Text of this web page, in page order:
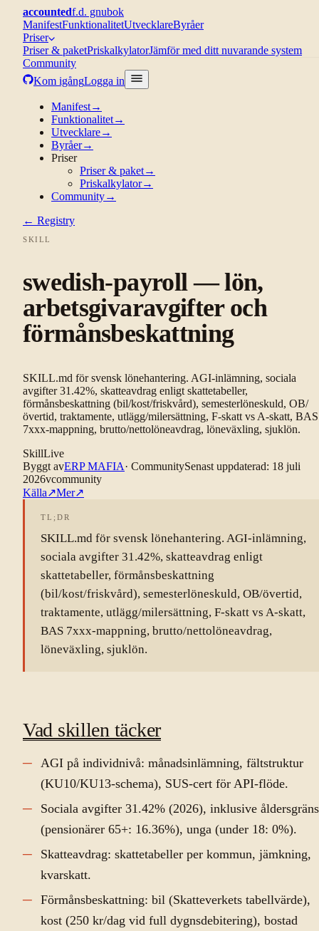
accountedf.d. gnubok
ManifestFunktionalitetUtvecklareByråer
Priser
Priser & paketPriskalkylatorJämför med ditt nuvarande system
Community
Kom igångLogga in
Manifest→
Funktionalitet→
Utvecklare→
Byråer→
Priser
Priser & paket→
Priskalkylator→
Community→
← Registry
SKILL
swedish-payroll — lön,
arbetsgivaravgifter och
förmånsbeskattning
SKILL.md för svensk lönehantering. AGI-inlämning, sociala
avgifter 31.42%, skatteavdrag enligt skattetabeller,
förmånsbeskattning (bil/kost/friskvård), semesterlöneskuld, OB/
övertid, traktamente, utlägg/milersättning, F-skatt vs A-skatt, BAS
7xxx-mappning, brutto/nettolöneavdrag, löneväxling, sjuklön.
SkillLive
Byggt avERP MAFIA· CommunitySenast uppdaterad: 18 juli
2026vcommunity
Källa↗Mer↗
TL;DR
SKILL.md för svensk lönehantering. AGI-inlämning,
sociala avgifter 31.42%, skatteavdrag enligt
skattetabeller, förmånsbeskattning
(bil/kost/friskvård), semesterlöneskuld, OB/övertid,
traktamente, utlägg/milersättning, F-skatt vs A-skatt,
BAS 7xxx-mappning, brutto/nettolöneavdrag,
löneväxling, sjuklön.
Vad skillen täcker
AGI på individnivå: månadsinlämning, fältstruktur
(KU10/KU13-schema), SUS-cert för API-flöde.
Sociala avgifter 31.42% (2026), inklusive
(pensionärer 65+: 16.36%), unga (under 18: 0%).
Skatteavdrag: skattetabeller per kommun, jämkning,
kvarskatt.
Förmånsbeskattning: bil (Skatteverkets tabellvärde),
kost (250 kr/dag vid full dygnsdebitering), bostad